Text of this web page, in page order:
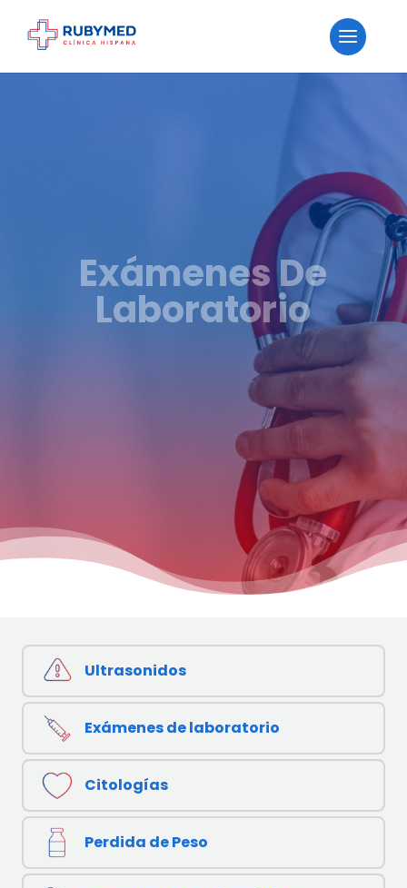
Exámenes De
Laboratorio
Ultrasonidos
Exámenes de laboratorio
Citologías
Perdida de Peso